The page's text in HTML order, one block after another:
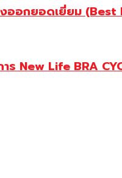
ออกยอดเยี่ยม
ร New Life BRA